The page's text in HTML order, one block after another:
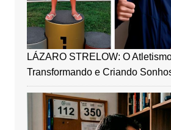
LÁZARO STRELOW: O
Transformando e Criando